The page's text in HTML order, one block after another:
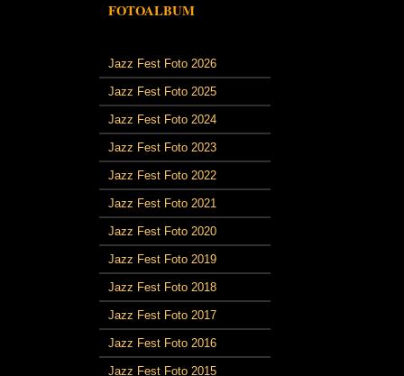
FOTOALBUM
Jazz Fest Foto 2026
Jazz Fest Foto 2025
Jazz Fest Foto 2024
Jazz Fest Foto 2023
Jazz Fest Foto 2022
Jazz Fest Foto 2021
Jazz Fest Foto 2020
Jazz Fest Foto 2019
Jazz Fest Foto 2018
Jazz Fest Foto 2017
Jazz Fest Foto 2016
Jazz Fest Foto 2015